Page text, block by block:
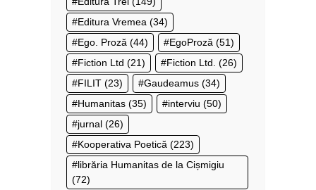
Editura Vremea (34)
Ego. Proză (44) EgoProză (51)
Fiction Ltd (21) Fiction Ltd. (26)
FILIT (23) Gaudeamus (34)
Humanitas (35) interviu (50)
jurnal (26)
Kooperativa Poetică (223)
librăria Humanitas de la Cișmigiu
(72)